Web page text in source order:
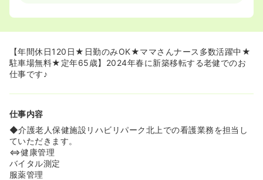
リアを築きたい方にも最適です。
◆中途入職の方にもプリセプターやOJTがつき、約1ヶ月
間しっかりサポートしてもらえるので安心です！
◆大手グループならではの充実した研修制度があり、経験
す。
≪大手グループならではの安定基盤とチーム医療が魅力で
す≫
◆全国展開する杏林会グループの一員として、安定した運
営基盤のもとで安心して勤務いただけます！
◆医師やリハビリスタッフなど多職種との連携がスムーズ
で、一体感を持って利用者様をサポートできる環境です。
【年間休日120日★日勤のみOK★ママさんナース多数活躍中★
駐車場無料★定年65歳】2024年春に新築移転する老健でのお
仕事です♪
仕事内容
◆介護老人保健施設リハビリパーク北上での看護業務を担当し
ていただきます。
⇔健康管理
バイタル測定
服薬管理